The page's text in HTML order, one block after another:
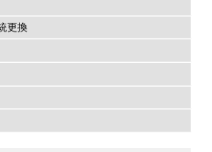
更換